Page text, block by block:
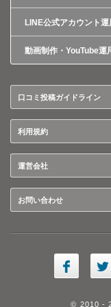
LINE公式アカウント運
動画制作・YouTube運
口コミ投稿ガイドライン
利用規約
運営会社
お問い合わせ
© 2010 -